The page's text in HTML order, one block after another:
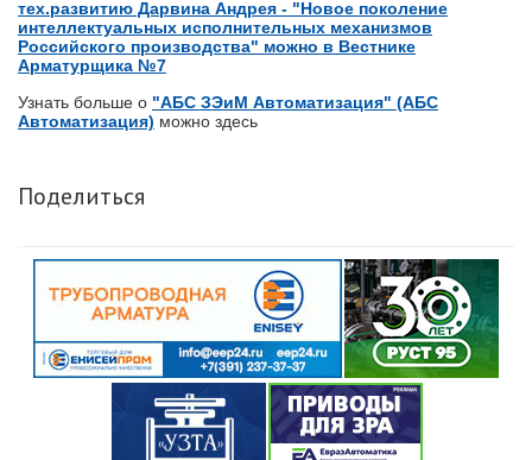
тех.развитию Дарвина Андрея - "Новое поколение
интеллектуальных исполнительных механизмов
Российского производства" можно в Вестнике
Арматурщика №7
Узнать больше о "АБС ЗЭиМ Автоматизация" (АБС
Автоматизация) можно здесь
Поделиться